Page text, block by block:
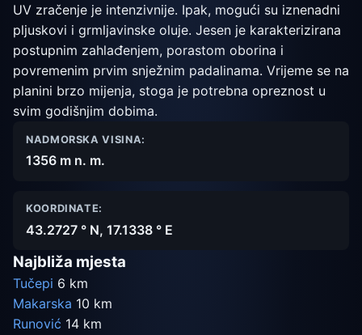
UV zračenje je intenzivnije. Ipak, mogući su iznenadni
pljuskovi i grmljavinske oluje. Jesen je karakterizirana
postupnim zahlađenjem, porastom oborina i
povremenim prvim snježnim padalinama. Vrijeme se na
planini brzo mijenja, stoga je potrebna opreznost u
svim godišnjim dobima.
NADMORSKA VISINA:
1356 m n. m.
KOORDINATE:
43.2727 ° N, 17.1338 ° E
Najbliža mjesta
Tučepi 6 km
Makarska 10 km
Runović 14 km